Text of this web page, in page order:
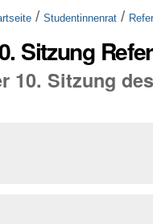
/ Studentinnenrat /
Sitzung
10. Sitzung